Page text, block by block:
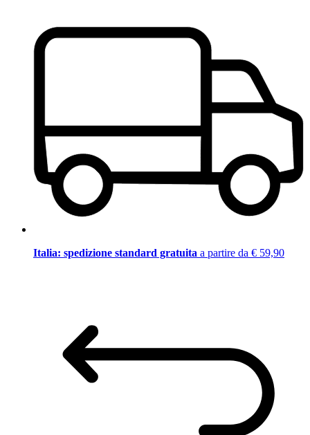
Italia: spedizione standard gratuita a partire da € 59,90